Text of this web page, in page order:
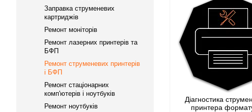
Діагностика
принтера
Заправка струменевих
картриджів
Ремонт моніторів
Ремонт лазерних принтерів та
БФП
Ремонт струменевих принтерів
і БФП
Ремонт стаціонарних
комп'ютерів і ноутбуків
Ремонт ноутбуків